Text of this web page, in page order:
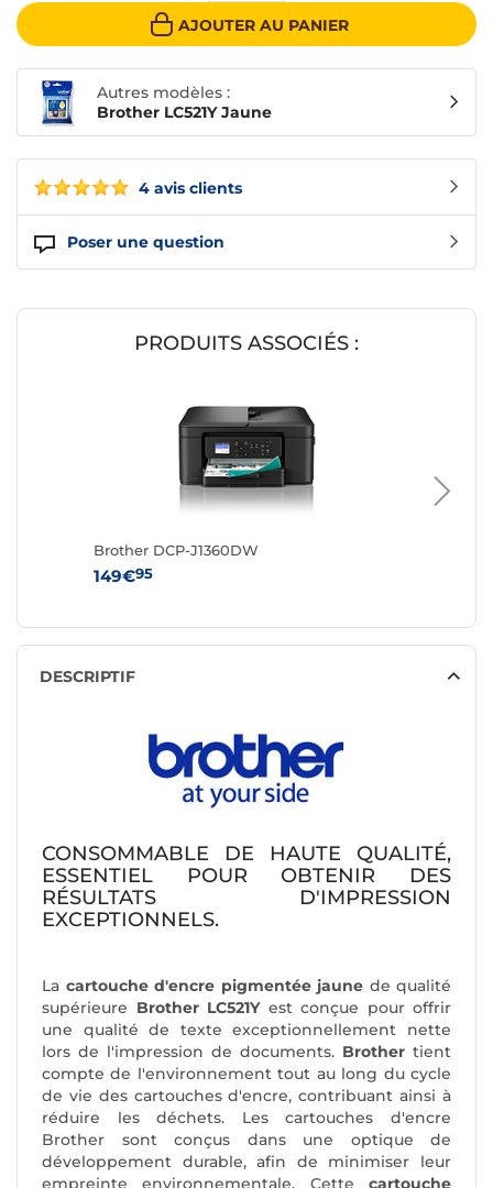
4 avis clients
Poser une question
AJOUTER AU PANIER
Autres modèles :
Brother LC521Y Jaune
PRODUITS ASSOCIÉS :
Brother DCP-J1360DW
149€95
DESCRIPTIF
CONSOMMABLE DE HAUTE QUALITÉ,
ESSENTIEL POUR OBTENIR DES
RÉSULTATS D'IMPRESSION
EXCEPTIONNELS.
La cartouche d'encre pigmentée jaune de qualité
supérieure Brother LC521Yest conçue pour offrir
une qualité de texte exceptionnellement nette
lors de l'impression de documents. Brother tient
compte de l'environnement tout au long du cycle
de vie des cartouches d'encre, contribuant ainsi à
réduire les déchets. Les cartouches d'encre
Brother sont conçus dans une optique de
développement durable, afin de minimiser leur
empreinte environnementale. Cette cartouche